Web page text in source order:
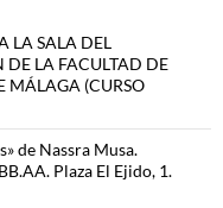
LA SALA DEL
DE LA FACULTAD DE
MÁLAGA (CURSO
de Nassra Musa.
Plaza El Ejido, 1.